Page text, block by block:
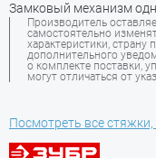
Замковый механизм
Производитель
самостоятельно
характеристики, страну
дополнительного
о комплекте поставки,
могут отличаться от
Посмотреть все